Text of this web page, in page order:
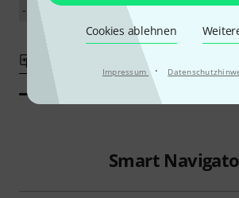
Cookies ablehnen
Impressum ·
UVP: 999,60 €
-12%
Smart